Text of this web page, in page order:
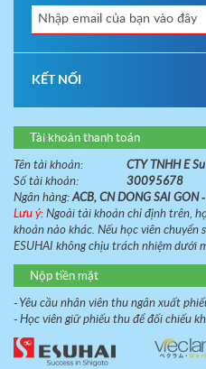
KẾT NỐI
Tài khoản thanh toán
Tên tài khoản:
CTY TNHH E
Số tài khoản:
30095678
Ngân hàng: ACB, CN DONG SAI GON
Lưu ý: Ngoài tài khoản chỉ định trên,
khoản nào khác. Nếu học viên
ESUHAI không chịu trách nhiệm dưới
Nộp tiền mặt
- Yêu cầu nhân viên thu ngân xuất
- Học viên giữ phiếu thu để đối chiếu